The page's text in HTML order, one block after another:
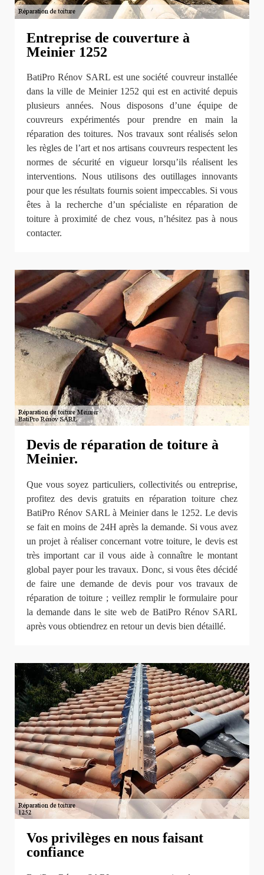
Entreprise de couverture à
Meinier 1252
BatiPro Rénov SARL est une société couvreur installée
dans la ville de Meinier 1252 qui est en activité depuis
plusieurs années. Nous disposons d’une équipe de
couvreurs expérimentés pour prendre en main la
réparation des toitures. Nos travaux sont réalisés selon
les règles de l’art et nos artisans couvreurs respectent les
normes de sécurité en vigueur lorsqu’ils réalisent les
interventions. Nous utilisons des outillages innovants
pour que les résultats fournis soient impeccables. Si vous
êtes à la recherche d’un spécialiste en réparation de
toiture à proximité de chez vous, n’hésitez pas à nous
contacter.
Devis de réparation de toiture à
Meinier.
Que vous soyez particuliers, collectivités ou entreprise,
profitez des devis gratuits en réparation toiture chez
BatiPro Rénov SARL à Meinier dans le 1252. Le devis
se fait en moins de 24H après la demande. Si vous avez
un projet à réaliser concernant votre toiture, le devis est
très important car il vous aide à connaître le montant
global payer pour les travaux. Donc, si vous êtes décidé
de faire une demande de devis pour vos travaux de
réparation de toiture ; veillez remplir le formulaire pour
la demande dans le site web de BatiPro Rénov SARL
après vous obtiendrez en retour un devis bien détaillé.
Vos privilèges en nous faisant
confiance